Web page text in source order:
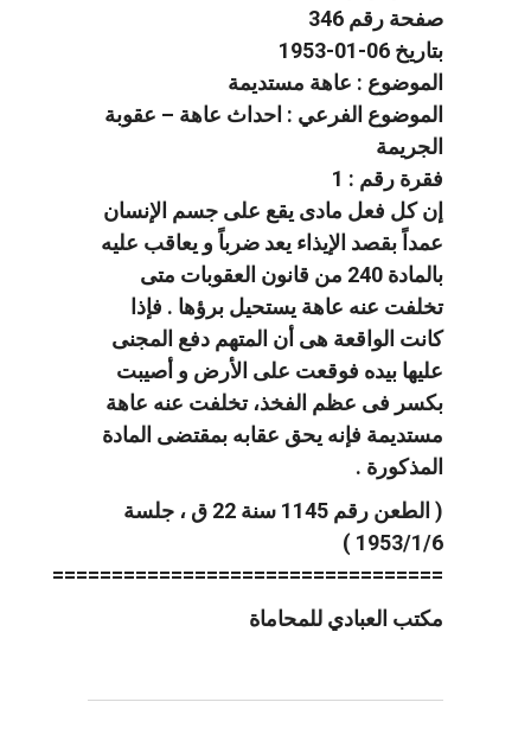
صفحة رقم 346
بتاريخ 06-01-1953
الموضوع : عاهة مستديمة
الموضوع الفرعي : احداث عاهة – عقوبة
الجريمة
فقرة رقم : 1
إن كل فعل مادى يقع على جسم الإنسان
عمداً بقصد الإيذاء يعد ضرباً و يعاقب عليه
بالمادة 240 من قانون العقوبات متى
تخلفت عنه عاهة يستحيل برؤها . فإذا
كانت الواقعة هى أن المتهم دفع المجنى
عليها بيده فوقعت على الأرض و أصيبت
بكسر فى عظم الفخذ، تخلفت عنه عاهة
مستديمة فإنه يحق عقابه بمقتضى المادة
المذكورة .
( الطعن رقم 1145 سنة 22 ق ، جلسة
1953/1/6 )
=================================
مكتب العبادي للمحاماة